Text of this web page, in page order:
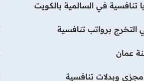
في السالمية بالكويت
برواتب تنافسية
عمان
وبدلات تنافسية